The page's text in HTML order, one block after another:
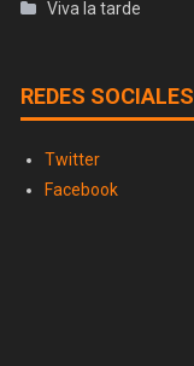
Viva la tarde
REDES SOCIALES
Twitter
Facebook